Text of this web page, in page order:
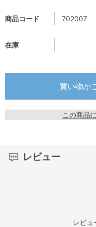
商品コード 702007
在庫
この商品
レビュー
レビュ